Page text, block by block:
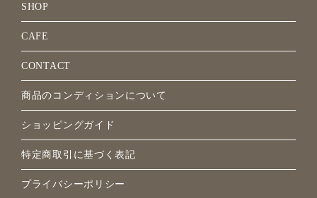
SHOP
CAFE
CONTACT
商品のコンディションについて
ショッピングガイド
特定商取引に基づく表記
プライバシーポリシー